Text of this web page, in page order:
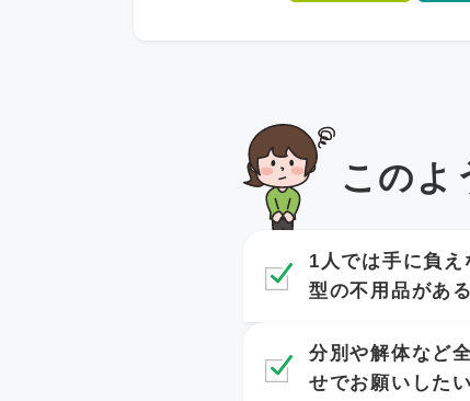
このよ
1人では手に負え
型の不用品がある
分別や解体など
せでお願いしたい